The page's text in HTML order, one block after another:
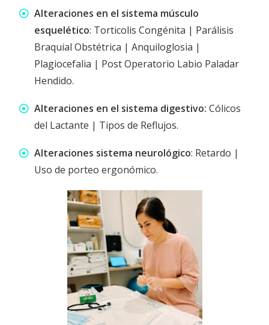
Alteraciones en el sistema músculo
esquelético: Torticolis Congénita | Parálisis
Braquial Obstétrica | Anquiloglosia |
Plagiocefalia | Post Operatorio Labio Paladar
Hendido.
Alteraciones en el sistema digestivo:Cólicos
del Lactante | Tipos de Reflujos.
Alteraciones sistema neurológico: Retardo |
Uso de porteo ergonómico.